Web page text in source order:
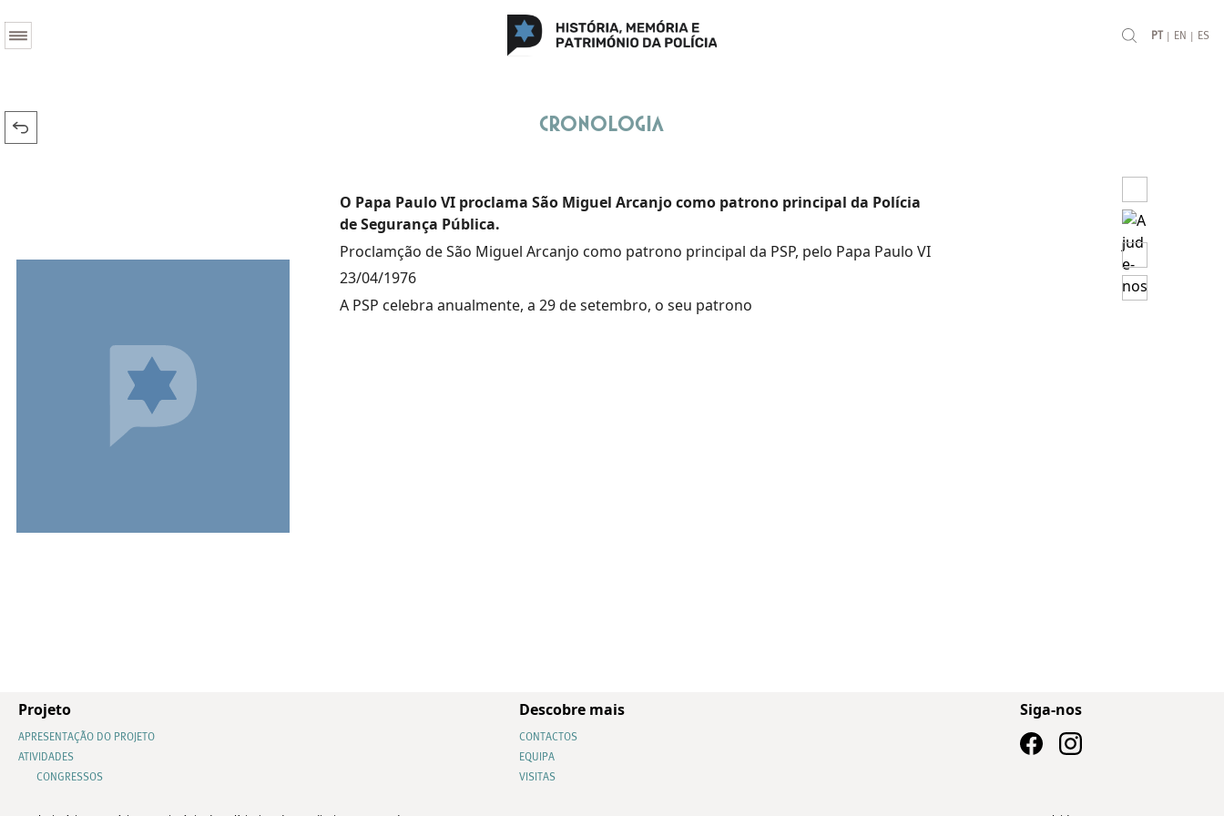
PT | EN | ES
Cronologia
O Papa Paulo VI proclama São Miguel Arcanjo como patrono principal da Polícia
de Segurança Pública.
Proclamção de São Miguel Arcanjo como patrono principal da PSP, pelo Papa Paulo VI
23/04/1976
A PSP celebra anualmente, a 29 de setembro, o seu patrono
Projeto
APRESENTAÇÃO DO PROJETO
ATIVIDADES
CONGRESSOS
Descobre mais
CONTACTOS
EQUIPA
VISITAS
Siga-nos